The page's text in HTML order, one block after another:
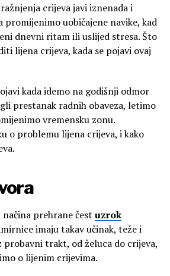
crijeva javi iznenada i
promijenimo uobičajene navike, kad
dnevni ritam ili uslijed stresa. Što
lijena crijeva, kada se pojavi ovaj
kada idemo na godišnji odmor
prestanak radnih obaveza, letimo
vremensku zonu.
o problemu lijena crijeva, i kako
prehrane čest uzrok
imaju takav učinak, teže i
trakt, od želuca do crijeva,
o lijenim crijevima.